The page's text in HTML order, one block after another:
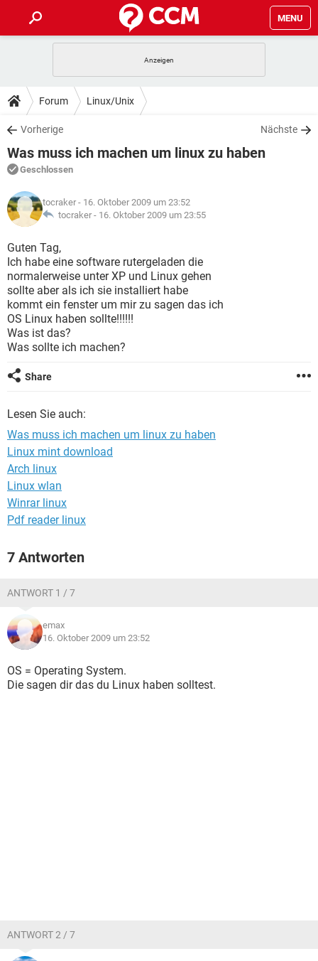
MENU
ANDROID
WINDOWS 10
WHATSAPP TIKTOK
FACEBOOK
TIPPS & TRICKS
SPIELE
WINDOWS 10
WHATSAPP
FACEBOOK HARDWARE
DOWNLOADS
SPIELE STREAMING
ANDROID
WINDOWS 10 INSTAGRAM
WHATSAPP
FACEBOOK
FORUM
SPIELE
ANDROID IOS
WHATSAPP TIKTOK
FACEBOOK HARDWARE
LEXIKON
SPIELE
ANDROID
WINDOWS 10 INSTAGRAM
WHATSAPP TIKTOK
FACEBOOK
Forum Linux/Unix
Vorherige Nächste
Was muss ich machen um linux zu haben
Geschlossen
tocraker - 16. Oktober 2009 um 23:52
tocraker - 16. Oktober 2009 um 23:55
Guten Tag,
Ich habe eine software rutergeladen die
normalerweise unter XP und Linux gehen
sollte aber als ich sie installiert habe
kommt ein fenster um mir zu sagen das ich
OS Linux haben sollte!!!!!!
Was ist das?
Was sollte ich machen?
Share
Lesen Sie auch:
Was muss ich machen um linux zu haben
Linux mint download
Arch linux
Linux wlan
Winrar linux
Pdf reader linux
7 Antworten
ANTWORT 1 / 7
emax
16. Oktober 2009 um 23:52
OS = Operating System.
Die sagen dir das du Linux haben solltest.
ANTWORT 2 / 7